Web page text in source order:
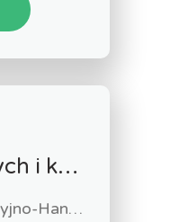
Monter sieci wodnych i kanalizacyjnych (k/m)
Przedsiębiorstwo Produkcyjno-Handlowo-Usługowe MAKO s.c. Grażyna Glibowska, Andrzej Glibowski